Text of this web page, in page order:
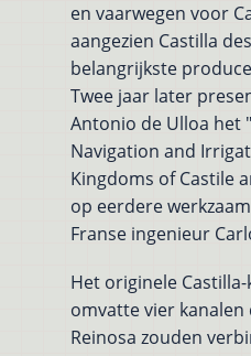
en vaarwegen voor
aangezien Castilla
belangrijkste
Twee jaar later
Antonio de Ulloa het
Navigation and
Kingdoms of Castile
op eerdere
Franse ingenieur
Het originele
omvatte vier kanalen
Reinosa zouden